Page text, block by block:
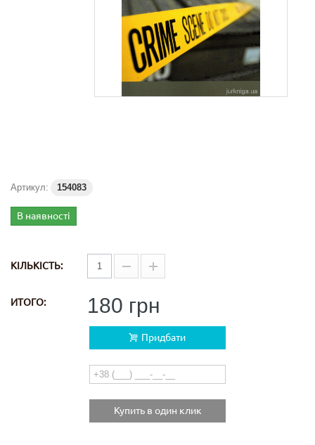
Артикул: 154083
В наявності
КІЛЬКІСТЬ:
ИТОГО: 180 грн
Придбати
Купить в один клик